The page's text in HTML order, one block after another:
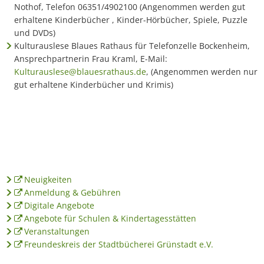
Nothof, Telefon 06351/4902100 (Angenommen werden gut
erhaltene Kinderbücher , Kinder-Hörbücher, Spiele, Puzzle
und DVDs)
Kulturauslese Blaues Rathaus für Telefonzelle Bockenheim,
Ansprechpartnerin Frau Kraml, E-Mail:
Kulturauslese@blauesrathaus.de, (Angenommen werden nur
gut erhaltene Kinderbücher und Krimis)
Neuigkeiten
Anmeldung & Gebühren
Digitale Angebote
Angebote für Schulen & Kindertagesstätten
Veranstaltungen
Freundeskreis der Stadtbücherei Grünstadt e.V.